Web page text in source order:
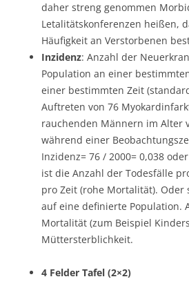
daher streng genommen
Letalitätskonferenzen heißen,
Häufigkeit an Verstorbenen
Inzidenz: Anzahl der
Population an einer
einer bestimmten Zeit
Auftreten von 76
rauchenden Männern im Alter
während einer
Inzidenz= 76 / 2000= 0,038
ist die Anzahl der Todesfälle
pro Zeit (rohe Mortalität). Oder
auf eine definierte Population.
Mortalität (zum Beispiel
Müttersterblichkeit.
4 Felder Tafel (2×2)